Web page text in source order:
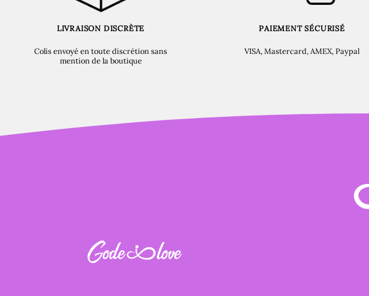
LIVRAISON DISCRÈTE
Colis envoyé en toute discrétion sans
mention de la boutique
PAIEMENT SÉCURISÉ
VISA, Mastercard, AMEX, Paypal